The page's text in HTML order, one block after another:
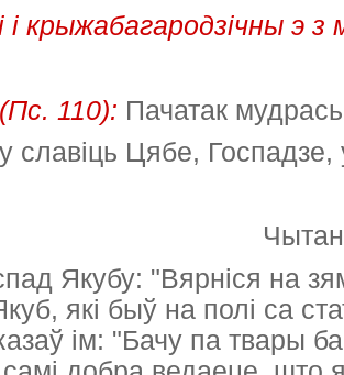
і крыжабагародзічны э з
(Пс. 110): Пачатак
славіць Цябе, Госпадзе,
Якубу: "Вярніся на
які быў на полі са
ім: "Бачу па твары